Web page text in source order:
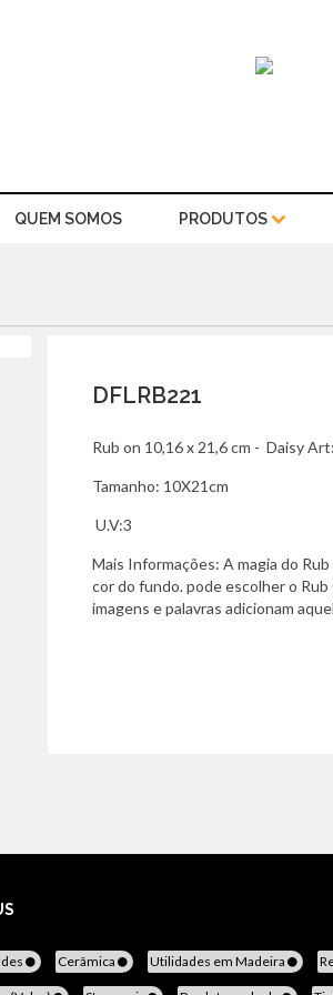
QUEM SOMOS PRODUTOS
DFLRB221
Rub on 10,16 x 21,6 cm - Daisy
Tamanho: 10X21cm
U.V:3
Mais Informações: A magia do
cor do fundo. pode escolher o
imagens e palavras adicionam
Cerâmica Utilidades em Madeira